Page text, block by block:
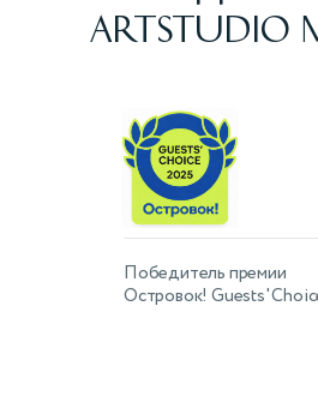
ARTSTUDIO
Победитель премии
Островок! Guests'